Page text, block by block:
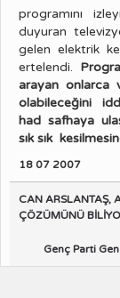
programını
duyuran
gelen elektrik
ertelendi.
arayan onlarca
olabileceğini
had safhaya
sık sık
18 07 2007
CAN ARSLANTAŞ,
ÇÖZÜMÜNÜ
Genç Parti